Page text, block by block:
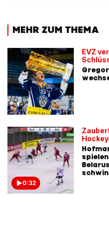
MEHR ZUM THEMA
EVZ
0:32